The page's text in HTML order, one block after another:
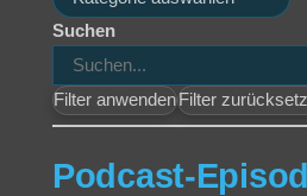
Suchen
Filter anwenden Filter
Podcast-